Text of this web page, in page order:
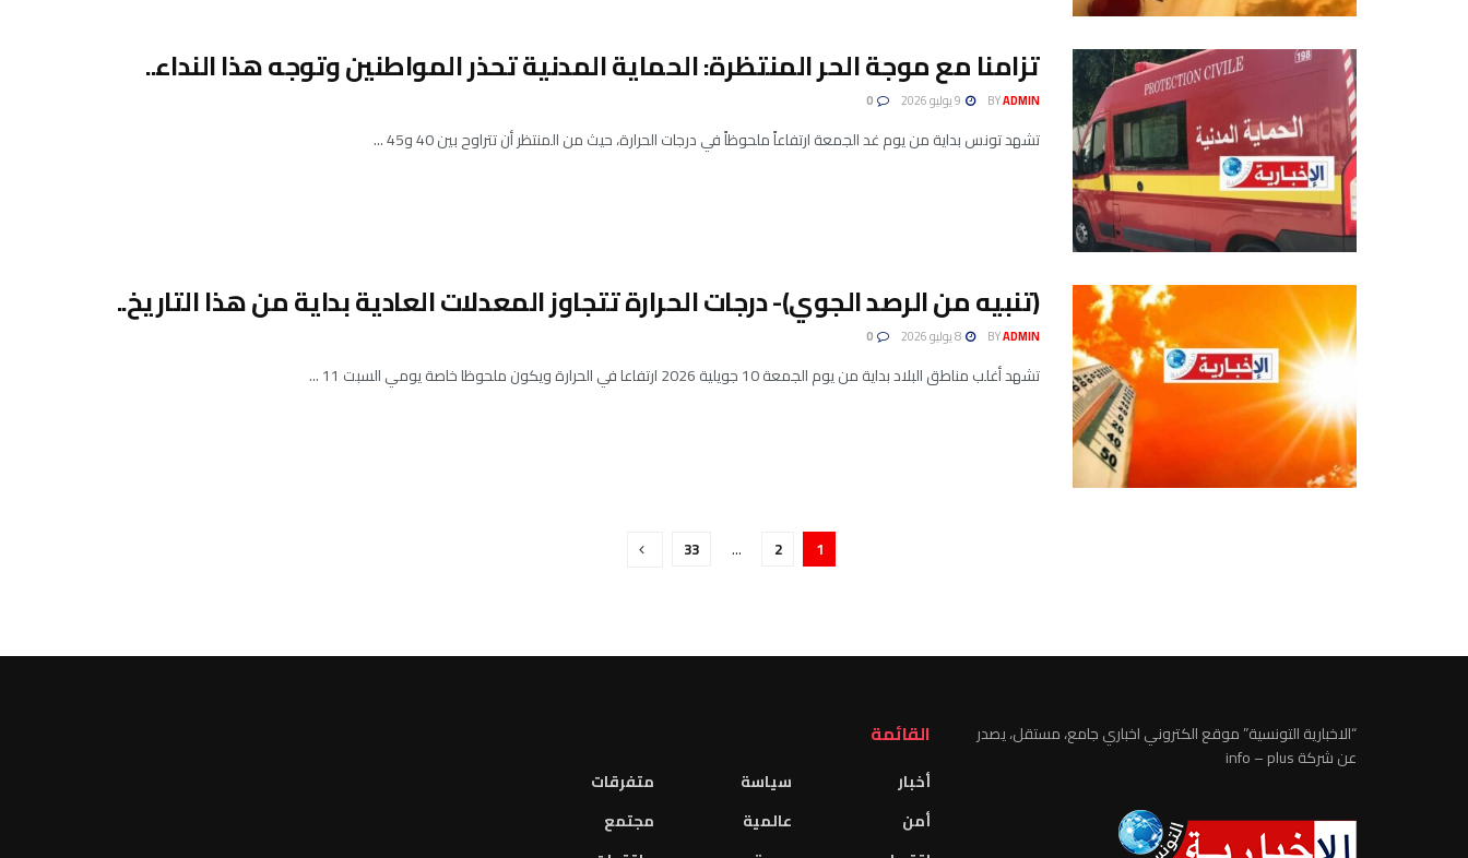
تزامنا مع موجة الحر المنتظرة: الحماية المدنية تحذر المواطنين وتوجه هذا النداء..
BYADMIN
تشهد تونس بداية من يوم غد الجمعة ارتفاعاً ملحوظاً في درجات الحرارة، حيث من المنتظر أن تتراوح بين 40 و45 ...
(تنبيه من الرصد الجوي)- درجات الحرارة تتجاوز المعدلات العادية بداية من هذا التاريخ..
BYADMIN
تشهد أغلب مناطق البلاد بداية من يوم الجمعة 10 جويلية 2026 ارتفاعا في الحرارة ويكون ملحوظا خاصة يومي السبت 11 ...
1
2
…
33
“الاخبارية التونسية” موقع الكتروني اخباري جامع، مستقل، يصدر
عن شركة info – plus
القائمة
أخبار
أمن
سياسة
عالمية
متفرقات
مجتمع